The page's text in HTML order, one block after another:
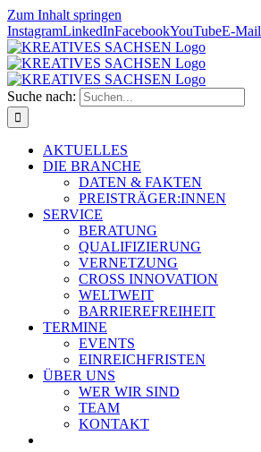
Zum Inhalt springen
InstagramLinkedInFacebookYouTubeE-Mail
Suche nach:
AKTUELLES
DIE BRANCHE
DATEN & FAKTEN
PREISTRÄGER:INNEN
SERVICE
BERATUNG
QUALIFIZIERUNG
VERNETZUNG
CROSS INNOVATION
WELTWEIT
BARRIEREFREIHEIT
TERMINE
EVENTS
EINREICHFRISTEN
ÜBER UNS
WER WIR SIND
TEAM
KONTAKT